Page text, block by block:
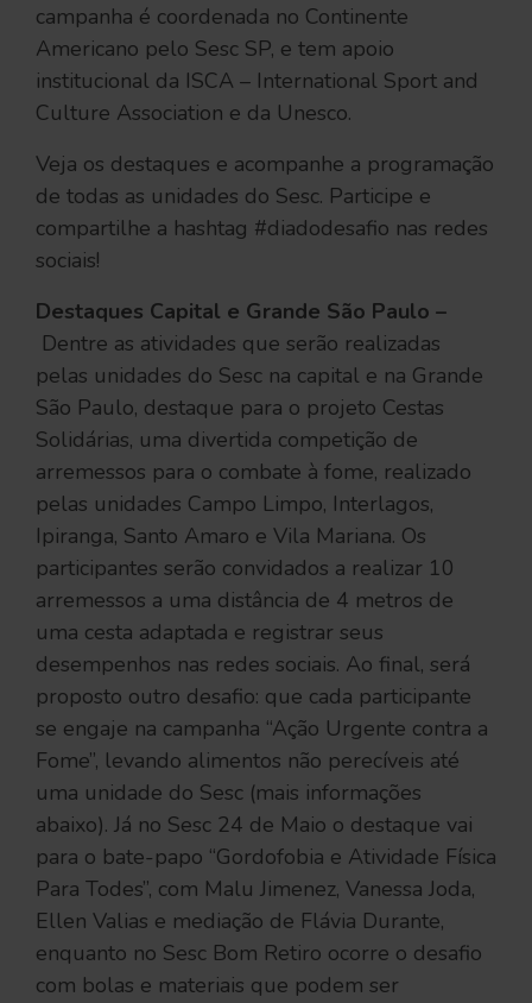
campanha é coordenada no Continente
Americano pelo Sesc SP, e tem apoio
institucional da ISCA – International Sport and
Culture Association e da Unesco.
Veja os destaques e acompanhe a programação
de todas as unidades do Sesc. Participe e
compartilhe a hashtag #diadodesafio nas redes
sociais!
Destaques Capital e Grande São Paulo –
Dentre as atividades que serão realizadas
pelas unidades do Sesc na capital e na Grande
São Paulo, destaque para o projeto Cestas
Solidárias, uma divertida competição de
arremessos para o combate à fome, realizado
pelas unidades Campo Limpo, Interlagos,
Ipiranga, Santo Amaro e Vila Mariana. Os
participantes serão convidados a realizar 10
arremessos a uma distância de 4 metros de
uma cesta adaptada e registrar seus
desempenhos nas redes sociais. Ao final, será
proposto outro desafio: que cada participante
se engaje na campanha “Ação Urgente contra a
Fome”, levando alimentos não perecíveis até
uma unidade do Sesc (mais informações
abaixo). Já no Sesc 24 de Maio o destaque vai
para o bate-papo “Gordofobia e Atividade Física
Para Todes”, com Malu Jimenez, Vanessa Joda,
Ellen Valias e mediação de Flávia Durante,
enquanto no Sesc Bom Retiro ocorre o desafio
com bolas e materiais que podem ser